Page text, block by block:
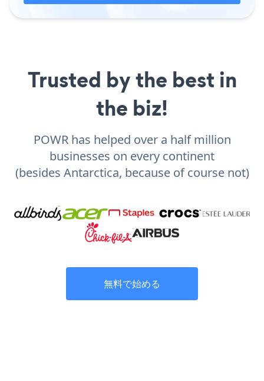
Trusted by the best in
the biz!
POWR has helped over a half million
businesses on every continent
(besides Antarctica, because of course not)
無料で始める